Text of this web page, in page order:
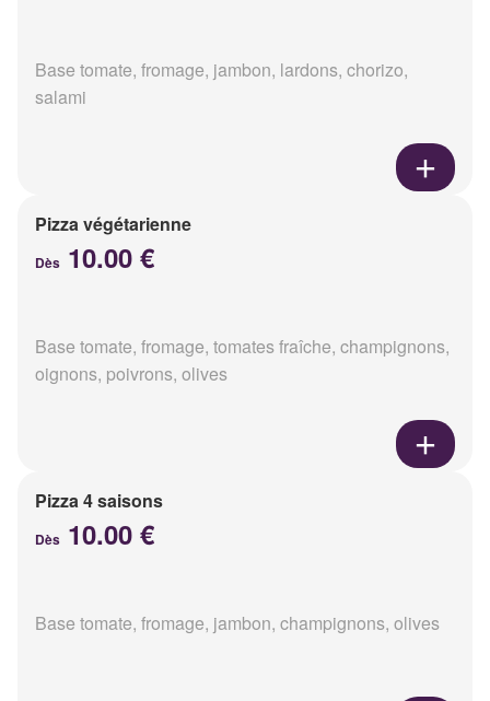
Base tomate, fromage, jambon, lardons, chorizo,
salami
Pizza végétarienne
Dès 10.00 €
Base tomate, fromage, tomates fraîche, champignons,
oignons, poivrons, olives
Pizza 4 saisons
Dès 10.00 €
Base tomate, fromage, jambon, champignons, olives